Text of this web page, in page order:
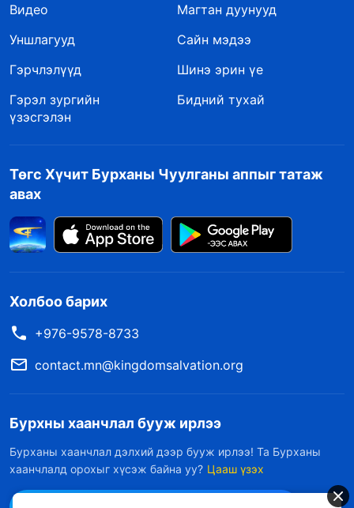
Видео
Магтан дуунууд
Уншлагууд
Сайн мэдээ
Гэрчлэлүүд
Шинэ эрин үе
Гэрэл зургийн
үзэсгэлэн
Бидний тухай
Төгс Хүчит Бурханы Чуулганы аппыг татаж
авах
Холбоо барих
+976-9578-8733
contact.mn@kingdomsalvation.org
Бурхны хаанчлал бууж ирлээ
Бурханы хаанчлал дэлхий дээр бууж ирлээ! Та Бурханы
хаанчлалд орохыг хүсэж байна уу? Цааш үзэх